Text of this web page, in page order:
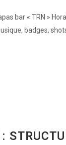
bar « TRN »
badges,